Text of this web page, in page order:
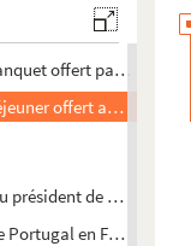
déjeuner offert en
offert par la
offert aux
président de la
en France